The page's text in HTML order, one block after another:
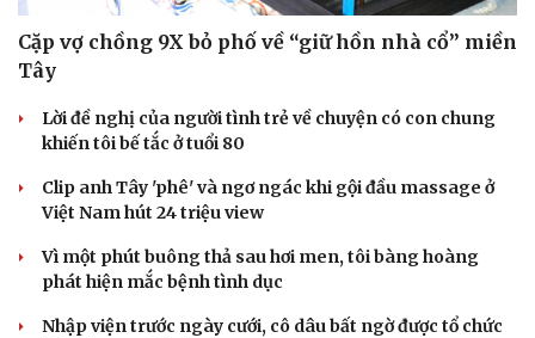
Cặp vợ chồng 9X bỏ phố về “giữ hồn nhà cổ” miền
Tây
Lời đề nghị của người tình trẻ về chuyện có con chung
khiến tôi bế tắc ở tuổi 80
Clip anh Tây 'phê' và ngơ ngác khi gội đầu massage ở
Việt Nam hút 24 triệu view
Vì một phút buông thả sau hơi men, tôi bàng hoàng
phát hiện mắc bệnh tình dục
Nhập viện trước ngày cưới, cô dâu bất ngờ được tổ chức